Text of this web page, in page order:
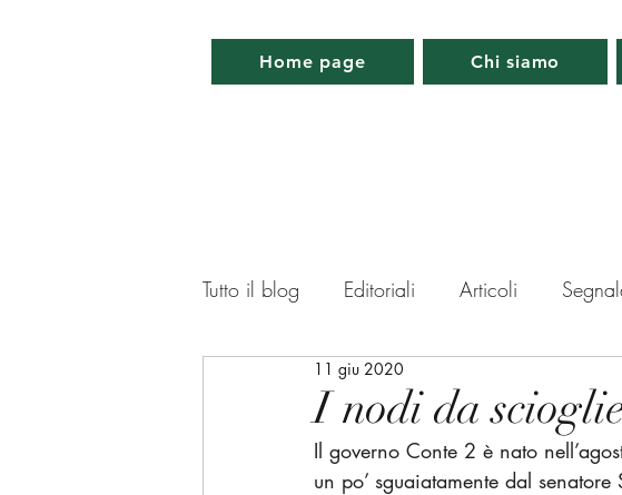
Home page Chi siamo
Tutto il blog Editoriali Articoli
Lettera da Parigi
Memorabilia Appuntamenti
I nodi da
11 giu 2020
Il governo Conte 2 è nato
un po’ sguaiatamente dal